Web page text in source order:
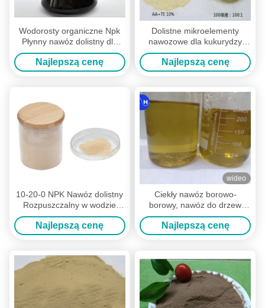
Wodorosty organiczne Npk
Płynny nawóz dolistny dla
rolnictwa
Najlepszą cenę
Dolistne mikroelementy
nawozowe dla kukurydzy
Soja Poprawa ustawienia
owoców w kwiatach
Najlepszą cenę
10-20-0 NPK Nawóz dolistny
Rozpuszczalny w wodzie
Roślinny Zimny ​​Wytrzymały
Najlepszą cenę
wideo
Ciekły nawóz borowo-
borowy, nawóz do drzew
owocowych z aminokwasami
w roślinach
Najlepszą cenę